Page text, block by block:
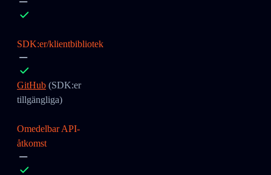
SDK:er/klientbibliotek
GitHub (SDK:er
tillgängliga)
Omedelbar API-
åtkomst